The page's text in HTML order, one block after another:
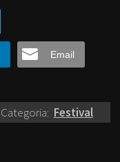
Email
Categoria: Festival